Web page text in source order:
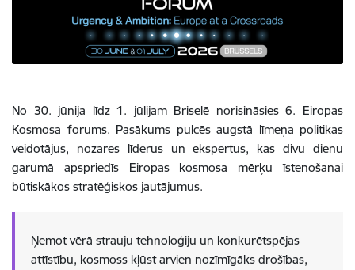
No 30. jūnija līdz 1. jūlijam Briselē norisināsies 6. Eiropas
Kosmosa forums. Pasākums pulcēs augstā līmeņa politikas
veidotājus, nozares līderus un ekspertus, kas divu dienu
garumā apspriedīs Eiropas kosmosa mērķu īstenošanai
būtiskākos stratēģiskos jautājumus.
Ņemot vērā strauju tehnoloģiju un konkurētspējas
attīstību, kosmoss kļūst arvien nozīmīgāks drošības,